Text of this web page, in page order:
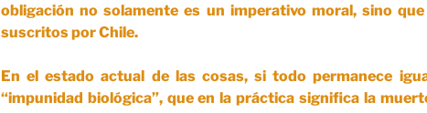
obligación no solamente es un imperativo moral, sino
suscritos por Chile.
En el estado actual de las cosas, si todo permanece
“impunidad biológica”, que en la práctica significa la